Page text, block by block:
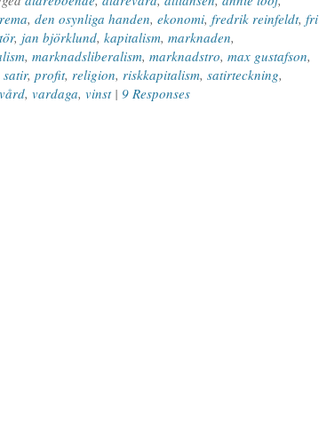
, den osynliga handen, ekonomi, fredrik reinfeldt, fri
, jan björklund, kapitalism, marknaden,
, marknadsliberalism, marknadstro, max gustafson,
, profit, religion, riskkapitalism, satirteckning,
, vardaga, vinst| 9 Responses